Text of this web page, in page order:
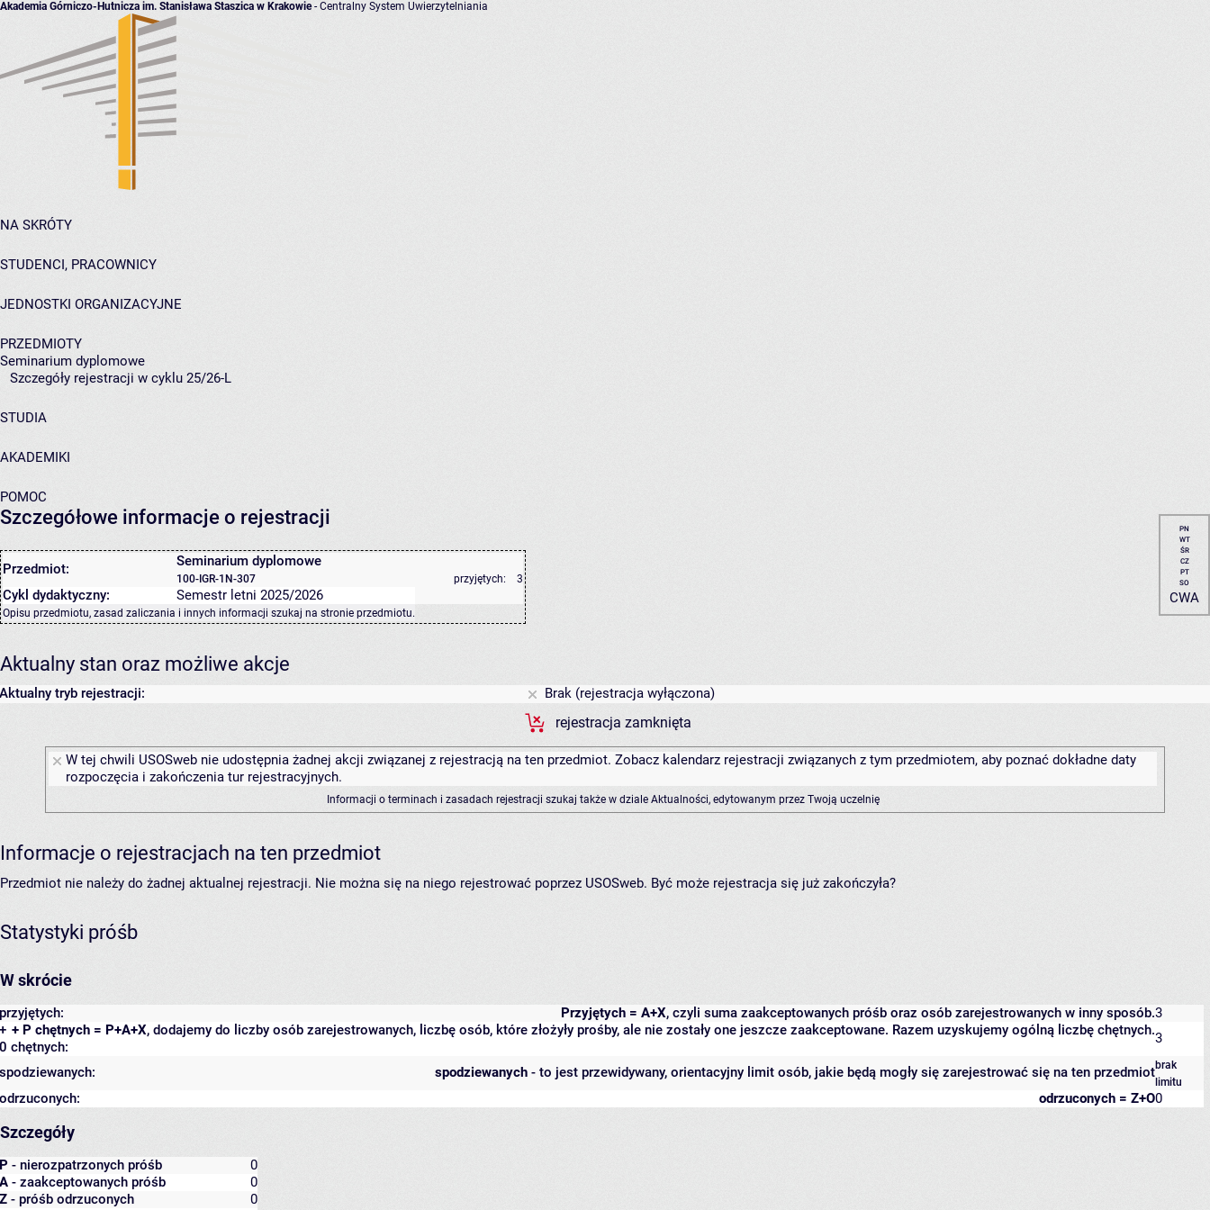
Akademia Górniczo-Hutnicza im. Stanisława Staszica w Krakowie- Centralny System Uwierzytelniania
NA SKRÓTY
STUDENCI, PRACOWNICY
JEDNOSTKI ORGANIZACYJNE
PRZEDMIOTY
Seminarium dyplomowe
Szczegóły rejestracji w cyklu 25/26-L
STUDIA
AKADEMIKI
POMOC
Szczegółowe informacje o rejestracji
Przedmiot: Seminarium dyplomowe
100-IGR-1N-307 przyjętych: 3
Cykl dydaktyczny: Semestr letni 2025/2026
Opisu przedmiotu, zasad zaliczania i innych informacji szukaj na stronie przedmiotu.
PN
WT
ŚR
CZ
PT
SO
CWA
Aktualny stan oraz możliwe akcje
Aktualny tryb rejestracji:
Brak (rejestracja wyłączona)
rejestracja zamknięta
W tej chwili USOSweb nie udostępnia żadnej akcji związanej z rejestracją na ten przedmiot. Zobacz kalendarz rejestracji związanych z tym przedmiotem, aby poznać dokładne daty
rozpoczęcia i zakończenia tur rejestracyjnych.
Informacji o terminach i zasadach rejestracji szukaj także w dziale Aktualności, edytowanym przez Twoją uczelnię
Informacje o rejestracjach na ten przedmiot
Przedmiot nie należy do żadnej aktualnej rejestracji. Nie można się na niego rejestrować poprzez USOSweb. Być może rejestracja się już zakończyła?
Statystyki próśb
W skrócie
Przyjętych = A+X, czyli suma zaakceptowanych próśb oraz osób zarejestrowanych w inny sposób.
przyjętych:
3
+ P chętnych = P+A+X, dodajemy do liczby osób zarejestrowanych, liczbę osób, które złożyły prośby, ale nie zostały one jeszcze zaakceptowane. Razem uzyskujemy ogólną liczbę chętnych.
+
0 chętnych:
3
spodziewanych - to jest przewidywany, orientacyjny limit osób, jakie będą mogły się zarejestrować się na ten przedmiot
spodziewanych:
brak
limitu
odrzuconych = Z+O
odrzuconych: 0
Szczegóły
P - nierozpatrzonych próśb
0
A - zaakceptowanych próśb
0
Z - próśb odrzuconych
0